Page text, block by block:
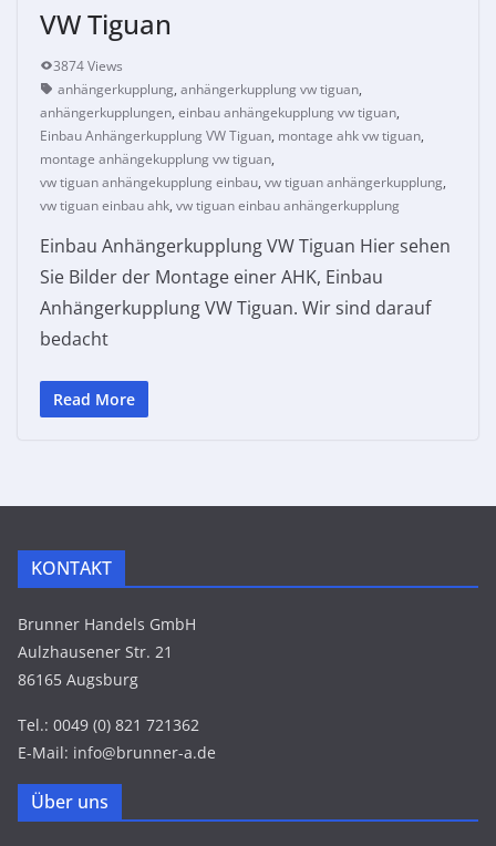
VW Tiguan
3874 Views
anhängerkupplung, anhängerkupplung vw tiguan,
anhängerkupplungen, einbau anhängekupplung vw tiguan,
Einbau Anhängerkupplung VW Tiguan, montage ahk vw tiguan,
montage anhängekupplung vw tiguan,
vw tiguan anhängekupplung einbau, vw tiguan anhängerkupplung,
vw tiguan einbau ahk, vw tiguan einbau anhängerkupplung
Einbau Anhängerkupplung VW Tiguan Hier sehen
Sie Bilder der Montage einer AHK, Einbau
Anhängerkupplung VW Tiguan. Wir sind darauf
bedacht
Read More
KONTAKT
Brunner Handels GmbH
Aulzhausener Str. 21
86165 Augsburg
Tel.: 0049 (0) 821 721362
E-Mail: info@brunner-a.de
Über uns